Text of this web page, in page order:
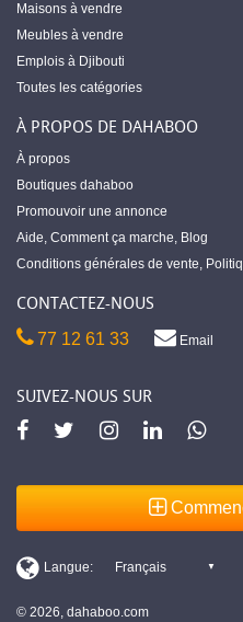
Maisons à vendre
Meubles à vendre
Emplois à Djibouti
Toutes les catégories
À PROPOS DE DAHABOO
À propos
Boutiques dahaboo
Promouvoir une annonce
Aide, Comment ça marche, Blog
Conditions générales de vente,
CONTACTEZ-NOUS
77 12 61 33 Email
SUIVEZ-NOUS SUR
© 2026, dahaboo.com